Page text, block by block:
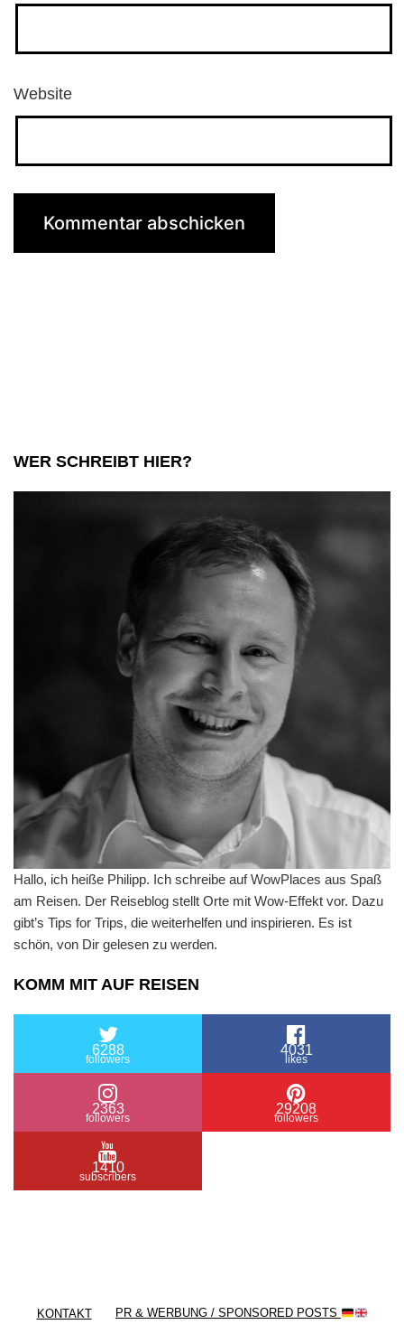
Website
WER SCHREIBT HIER?
Hallo, ich heiße Philipp. Ich schreibe auf WowPlaces aus Spaß
am Reisen. Der Reiseblog stellt Orte mit Wow-Effekt vor. Dazu
gibt’s Tips for Trips, die weiterhelfen und inspirieren. Es ist
schön, von Dir gelesen zu werden.
KOMM MIT AUF REISEN
6288
followers
4031
likes
2363
followers
29208
followers
1410
subscribers
KONTAKT PR & WERBUNG / SPONSORED POSTS